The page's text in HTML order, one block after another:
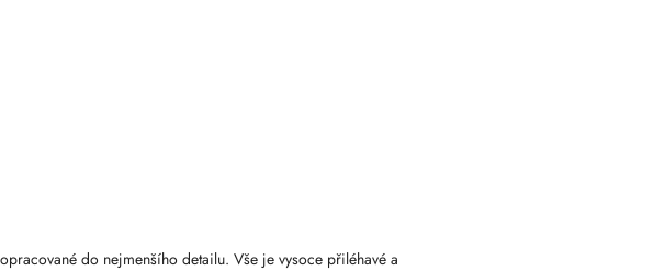
do nejmenšího detailu. Vše je vysoce přiléhavé a